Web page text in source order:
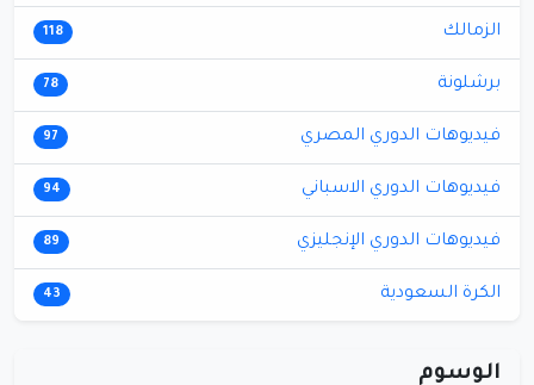
الزمالك 118
برشلونة 78
فيديوهات الدوري المصري 97
فيديوهات الدوري الاسباني 94
فيديوهات الدوري الإنجليزي 89
الكرة السعودية 43
الوسوم